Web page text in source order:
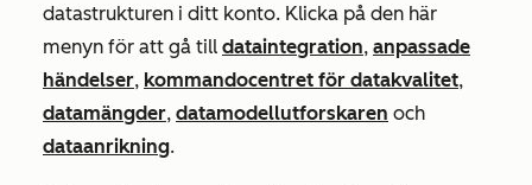
datastrukturen i ditt konto. Klicka på den här
menyn för att gå till dataintegration, anpassade
händelser, kommandocentret för datakvalitet,
datamängder, datamodellutforskaren och
dataanrikning.